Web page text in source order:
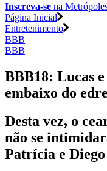
Inscreva-se na
Página Inicial
Entretenimento
BBB
BBB
BBB18: Lucas
embaixo do
Desta vez, o
não se
Patrícia e Diego